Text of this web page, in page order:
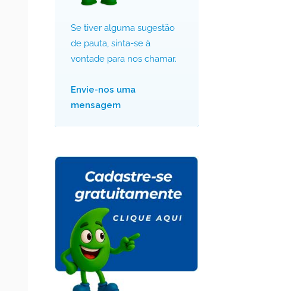
Se tiver alguma sugestão
de pauta, sinta-se à
vontade para nos chamar.
Envie-nos uma
mensagem